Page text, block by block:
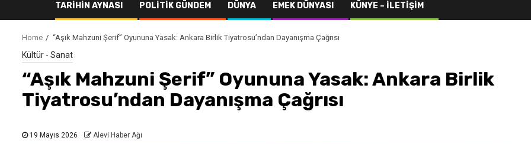
TARIHIN AYNASI POLITIK GÜNDEM DÜNYA EMEK DÜNYASI KÜNYE – İLETIŞIM
Home “Aşık Mahzuni Şerif” Oyununa Yasak: Ankara Birlik Tiyatrosu’ndan Dayanışma Çağrısı
Kültür - Sanat
“Aşık Mahzuni Şerif” Oyununa Yasak: Ankara Birlik
Tiyatrosu’ndan Dayanışma Çağrısı
19 Mayıs 2026 Alevi Haber Ağı